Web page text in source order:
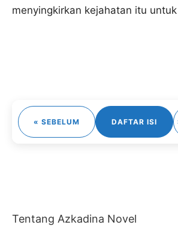
menyingkirkan kejahatan itu
« SEBELUM DAFTAR ISI
Tentang Azkadina Novel